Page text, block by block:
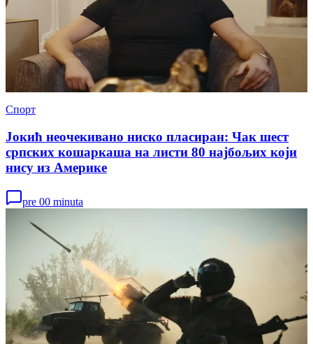
Спорт
Јокић неочекивано ниско пласиран: Чак шест
српских кошаркаша на листи 80 најбољих који
нису из Америке
pre 00 minuta